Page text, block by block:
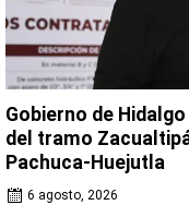
Gobierno de
del tramo
Pachuca-Huejutla
6 agosto, 2026